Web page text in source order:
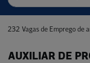
232 Vagas de Emprego de
AUXILIAR DE